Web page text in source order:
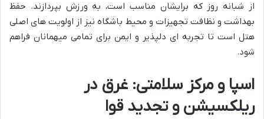
از شبانه روز که برایشان مناسب است، به ورزش بپردازند. حفظ
بهداشت و نظافت تجهیزات و محیط باشگاه نیز از اولویت های اصلی
هتل است تا تجربه ای دلپذیر و ایمن برای تمامی میهمانان فراهم
شود.
اسپا و مرکز سلامتی: غرق در
ریلکسیشن و تجدید قوا